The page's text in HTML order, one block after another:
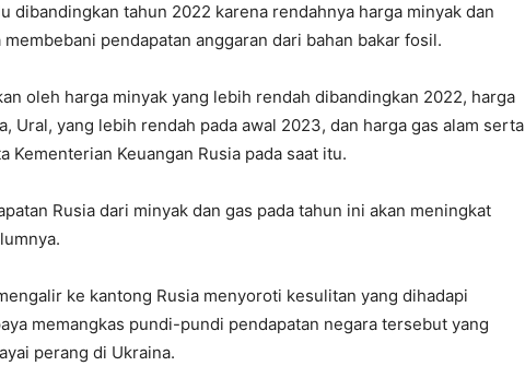
dibandingkan tahun 2022 karena rendahnya harga minyak dan
pendapatan anggaran dari bahan bakar fosil.
oleh harga minyak yang lebih rendah dibandingkan 2022, harga
Ural, yang lebih rendah pada awal 2023, dan harga gas alam serta
Kementerian Keuangan Rusia pada saat itu.
Rusia dari minyak dan gas pada tahun ini akan meningkat
ke kantong Rusia menyoroti kesulitan yang dihadapi
memangkas pundi-pundi pendapatan negara tersebut yang
perang di Ukraina.